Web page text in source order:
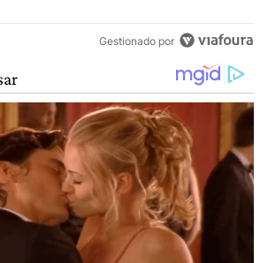
Gestionado por